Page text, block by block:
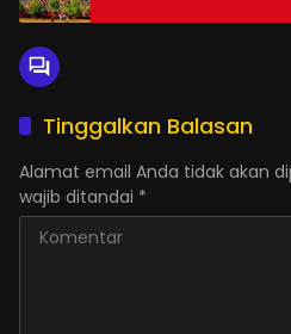
Tinggalkan Balasan
Alamat email Anda tidak akan
wajib ditandai *